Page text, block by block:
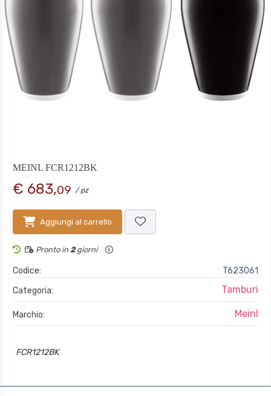
MEINL FCR1212BK
€ 683,09 / pz
Aggiungi al carrello
Pronto in 2giorni
Codice:
T623061
Categoria:
Tamburi
Marchio: Meinl
FCR1212BK